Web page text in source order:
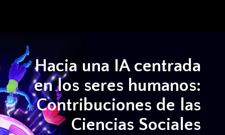
Hacia una IA centrada
en los seres humanos:
Contribuciones de las
Ciencias Sociales